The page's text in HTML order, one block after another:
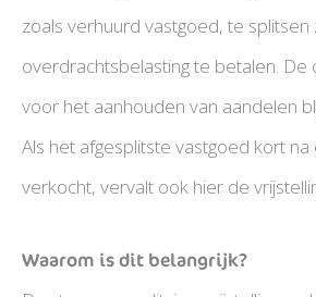
zoals verhuurd vastgoed, te
overdrachtsbelasting te betalen. De
voor het aanhouden van aandelen
Als het afgesplitste vastgoed kort
verkocht, vervalt ook hier de
Waarom is dit belangrijk?